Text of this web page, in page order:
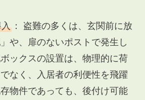
： 盗難の多くは、玄関前に放
や、扉のないポストで発生し
ックスの設置は、物理的に荷
なく、入居者の利便性を飛躍
物件であっても、後付け可能